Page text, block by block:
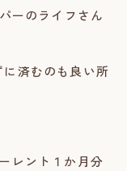
ーのライフさん
済むのも良い所
レント１か月分